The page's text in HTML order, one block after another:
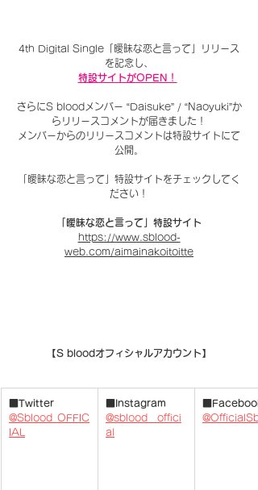
4th Digital Single「曖昧な恋と言って」リリース
を記念し、
特設サイトがOPEN！
さらにS bloodメンバー “Daisuke” / “Naoyuki”か
らリリースコメントが届きました！
メンバーからのリリースコメントは特設サイトにて
公開。
「曖昧な恋と言って」特設サイトをチェックしてく
ださい！
「曖昧な恋と言って」特設サイト
https://www.sblood-
web.com/aimainakoitoitte
【S bloodオフィシャルアカウント】
■Twitter
@Sblood_OFFIC
IAL
■Instagram
@sblood__offici
al
■Facebook